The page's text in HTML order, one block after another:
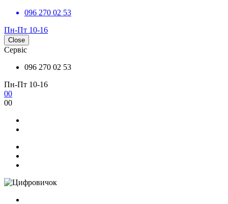
096 270 02 53
Пн-Пт 10-16
Close
Сервіс
096 270 02 53
Пн-Пт 10-16
00
00